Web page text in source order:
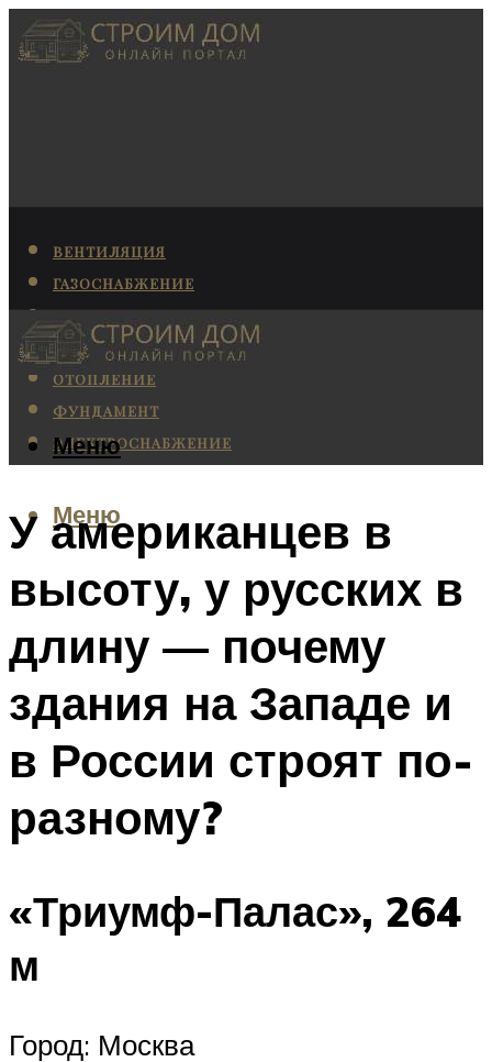
ВЕНТИЛЯЦИЯ
ГАЗОСНАБЖЕНИЕ
КАНАЛИЗАЦИЯ
КОНДИЦИОНИРОВАНИЕ
ОТОПЛЕНИЕ
ФУНДАМЕНТ
ЭЛЕКТРОСНАБЖЕНИЕ
Меню
Меню
У американцев в
высоту, у русских в
длину — почему
здания на Западе и
в России строят по-
разному?
«Триумф-Палас», 264
м
Город: Москва